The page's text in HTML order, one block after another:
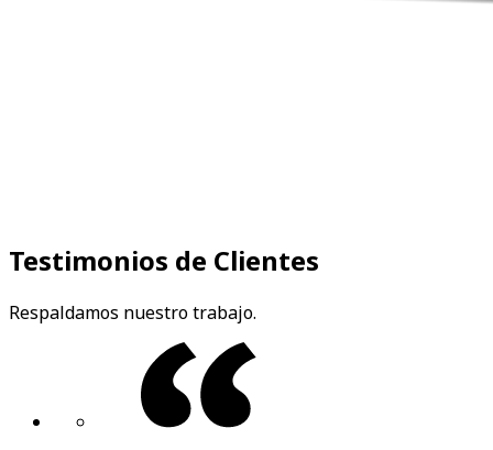
Testimonios de Clientes
Respaldamos nuestro trabajo.